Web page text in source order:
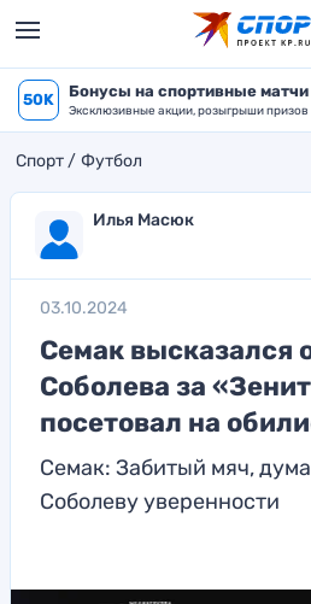
50K Бонусы на спортивные матчи
Эксклюзивные акции, розыгрыши призов
Спорт Футбол
Илья Масюк
03.10.2024
Семак высказался
Соболева за
посетовал на
Семак: Забитый мяч,
Соболеву уверенности